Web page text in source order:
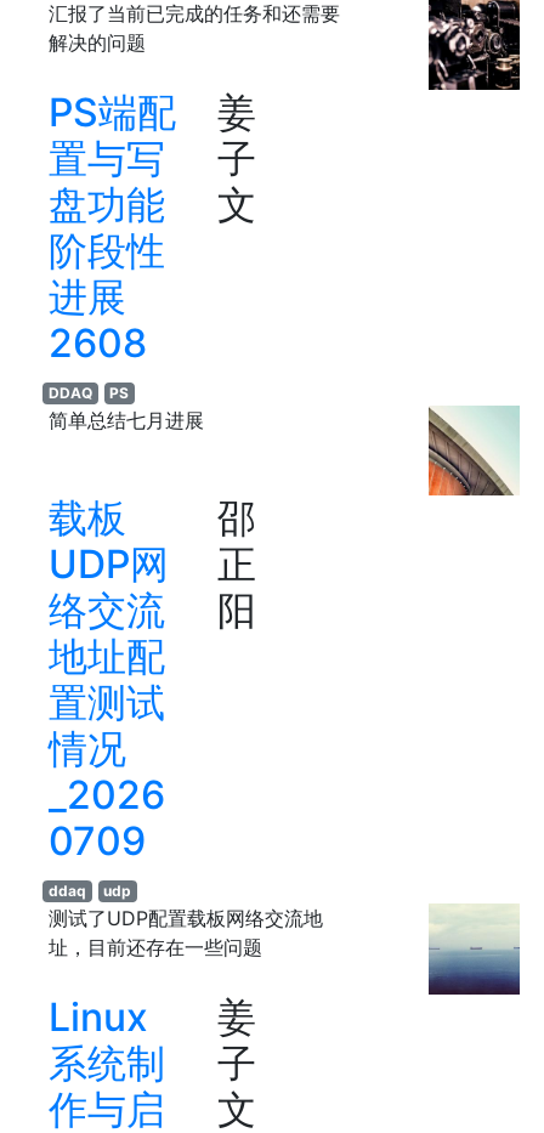
汇报了当前已完成的任务和还需要
解决的问题
PS端配
置与写
盘功能
阶段性
进展
2608
姜
子
文
DDAQ PS
简单总结七月进展
载板
UDP网
络交流
地址配
置测试
情况
_2026
0709
邵
正
阳
ddaq udp
测试了UDP配置载板网络交流地
址，目前还存在一些问题
Linux
系统制
作与启
姜
子
文